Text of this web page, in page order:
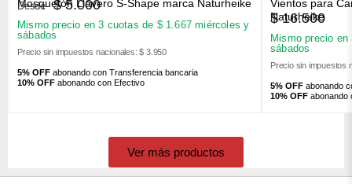
Mosquetón Llavero S-Shape marca Naturheike
Desde $5.000
Mismo precio en 3 cuotas de $1.667 miércoles y
sábados
Precio sin impuestos nacionales: $ 3.950
5% OFF abonando con Transferencia bancaria
10% OFF abonando con Efectivo
Vientos para
Naturheike
$16.500
Mismo precio
sábados
Precio sin impuestos
5% OFF abonando
10% OFF abonando
Ver más productos